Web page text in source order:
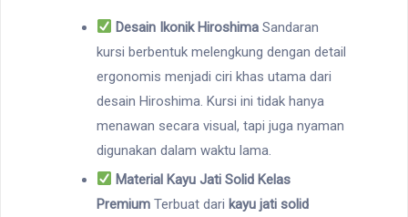
Desain Ikonik Hiroshima Sandaran
kursi berbentuk melengkung dengan detail
ergonomis menjadi ciri khas utama dari
desain Hiroshima. Kursi ini tidak hanya
menawan secara visual, tapi juga nyaman
digunakan dalam waktu lama.
Material Kayu Jati Solid Kelas
Premium Terbuat dari kayu jati solid